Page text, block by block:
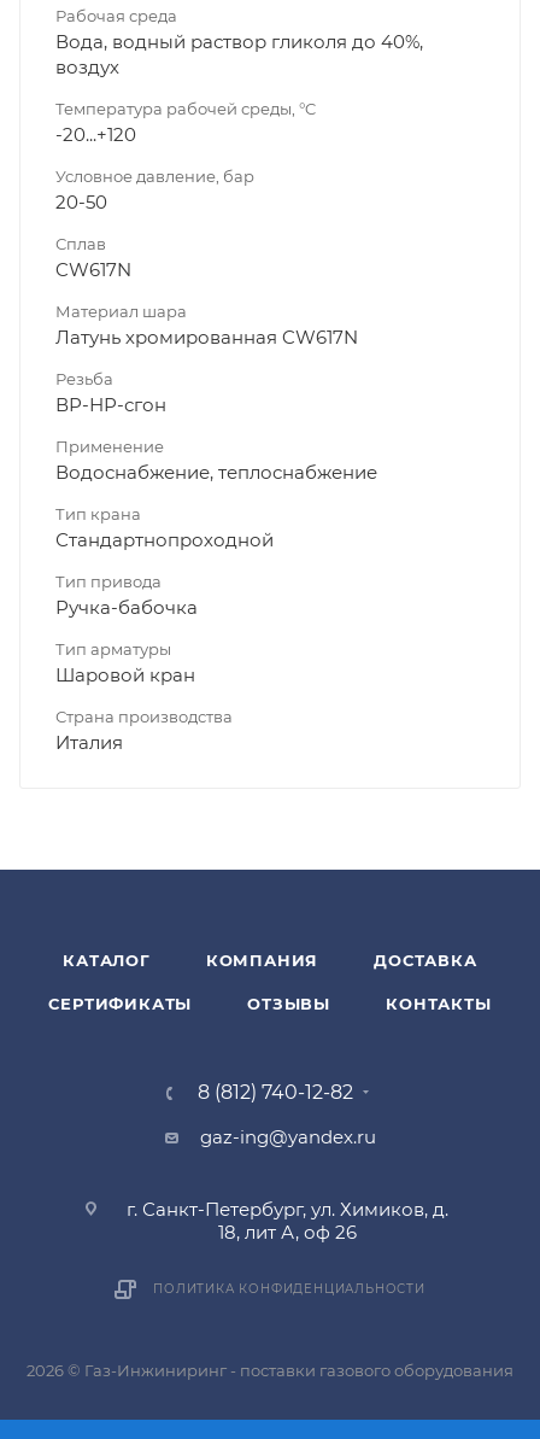
Рабочая среда
Вода, водный раствор гликоля до 40%,
воздух
Температура рабочей среды, °C
-20...+120
Условное давление, бар
20-50
Сплав
CW617N
Материал шара
Латунь хромированная CW617N
Резьба
ВР-НР-сгон
Применение
Водоснабжение, теплоснабжение
Тип крана
Стандартнопроходной
Тип привода
Ручка-бабочка
Тип арматуры
Шаровой кран
Страна производства
Италия
КАТАЛОГ КОМПАНИЯ ДОСТАВКА
СЕРТИФИКАТЫ ОТЗЫВЫ КОНТАКТЫ
8 (812) 740-12-82
gaz-ing@yandex.ru
г. Санкт-Петербург, ул. Химиков, д.
18, лит А, оф 26
ПОЛИТИКА КОНФИДЕНЦИАЛЬНОСТИ
2026 © Газ-Инжиниринг - поставки газового оборудования